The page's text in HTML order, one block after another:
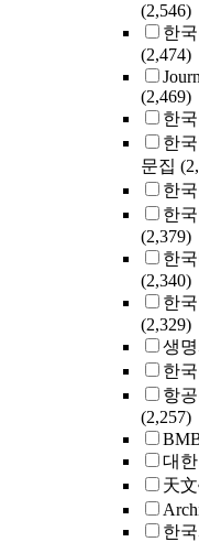
(2,546)
한
(2,474)
(2,469)
한
한
문집
한
한
(2,379)
한
(2,340)
한
(2,329)
생
한
항
(2,257)
대
天
한